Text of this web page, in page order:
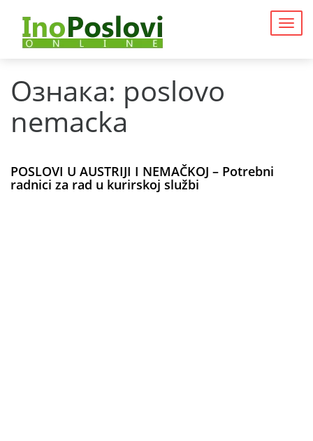
Ознака: poslovo
nemacka
POSLOVI U AUSTRIJI I NEMAČKOJ – Potrebni
radnici za rad u kurirskoj službi